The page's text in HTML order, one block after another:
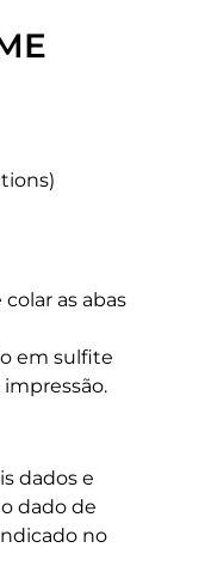
as abas
em sulfite
dados e
dado de
no